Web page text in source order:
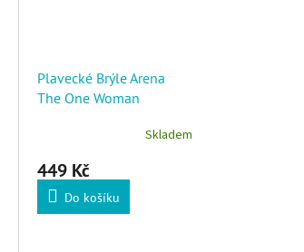
Plavecké Brýle Arena
The One Woman
Skladem
449 Kč
Do košíku